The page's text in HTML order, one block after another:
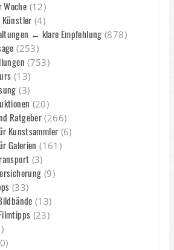
Woche (12)
Künstler (4)
← klare Empfehlung (878)
(253)
(753)
(13)
(3)
(20)
Ratgeber (266)
Kunstsammler (6)
Galerien (161)
(3)
(9)
(33)
(13)
(23)